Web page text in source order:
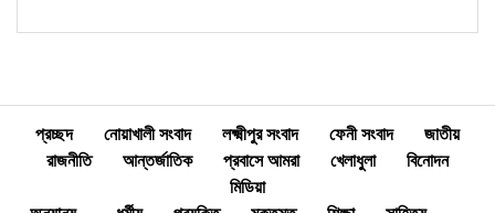
প্রচ্ছদ নোয়াখালী সংবাদ লক্ষ্মীপুর সংবাদ ফেনী সংবাদ
জাতীয়
রাজনীতি
আন্তর্জাতিক প্রবাসে আমরা খেলাধুলা
বিনোদন
মিডিয়া